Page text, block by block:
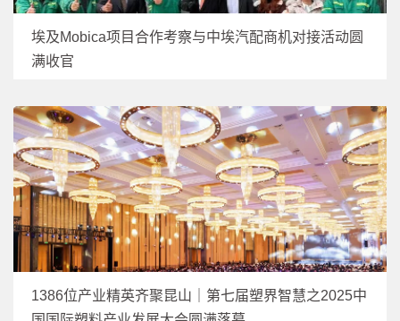
埃及Mobica项目合作考察与中埃汽配商机对接活动圆
满收官
1386位产业精英齐聚昆山｜第七届塑界智慧之2025中